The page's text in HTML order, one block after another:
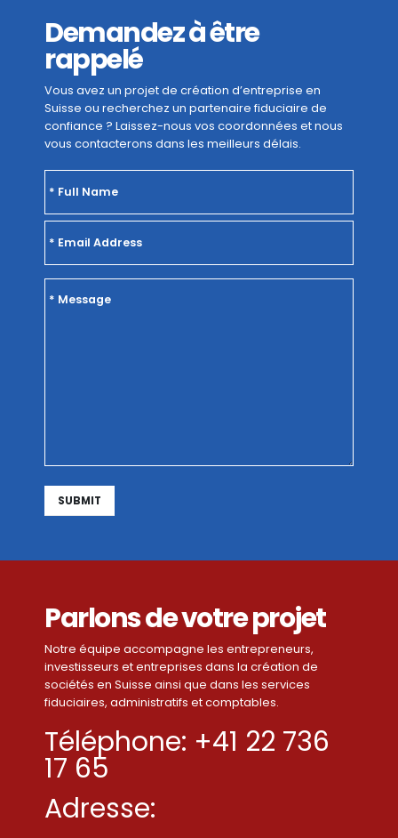
Demandez à être
rappelé
Vous avez un projet de création d’entreprise en
Suisse ou recherchez un partenaire fiduciaire de
confiance ? Laissez-nous vos coordonnées et nous
vous contacterons dans les meilleurs délais.
Parlons de votre projet
Notre équipe accompagne les entrepreneurs,
investisseurs et entreprises dans la création de
sociétés en Suisse ainsi que dans les services
fiduciaires, administratifs et comptables.
Téléphone: +41 22 736
17 65
Adresse: